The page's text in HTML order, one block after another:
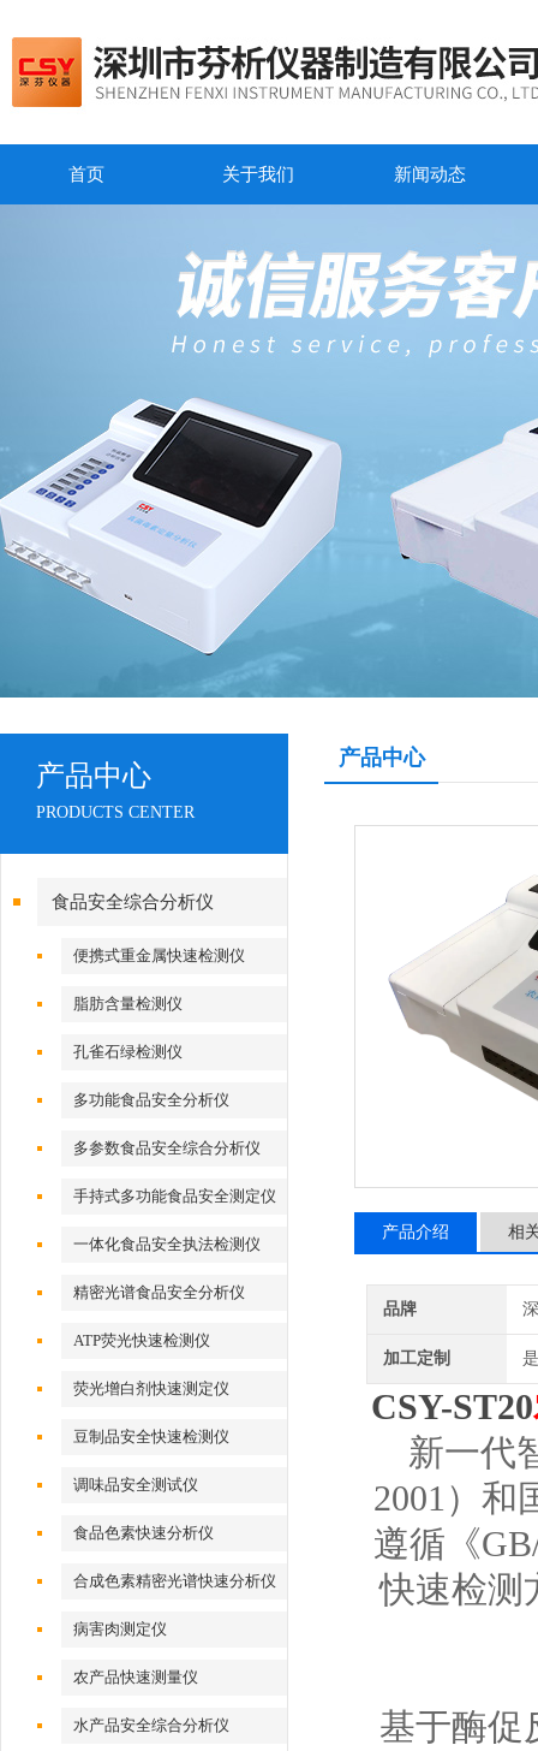
首页 关于我们 新闻动态
产品中心
PRODUCTS CENTER
食品安全综合分析仪
便携式重金属快速检测仪
脂肪含量检测仪
孔雀石绿检测仪
多功能食品安全分析仪
多参数食品安全综合分析仪
手持式多功能食品安全测定仪
一体化食品安全执法检测仪
精密光谱食品安全分析仪
ATP荧光快速检测仪
荧光增白剂快速测定仪
豆制品安全快速检测仪
调味品安全测试仪
食品色素快速分析仪
合成色素精密光谱快速分析仪
病害肉测定仪
农产品快速测量仪
水产品安全综合分析仪
产品中心
产品介绍 相
品牌
加工定制 是
CSY-ST20
新一代
2001）和
遵循《
快速检测
基于酶促